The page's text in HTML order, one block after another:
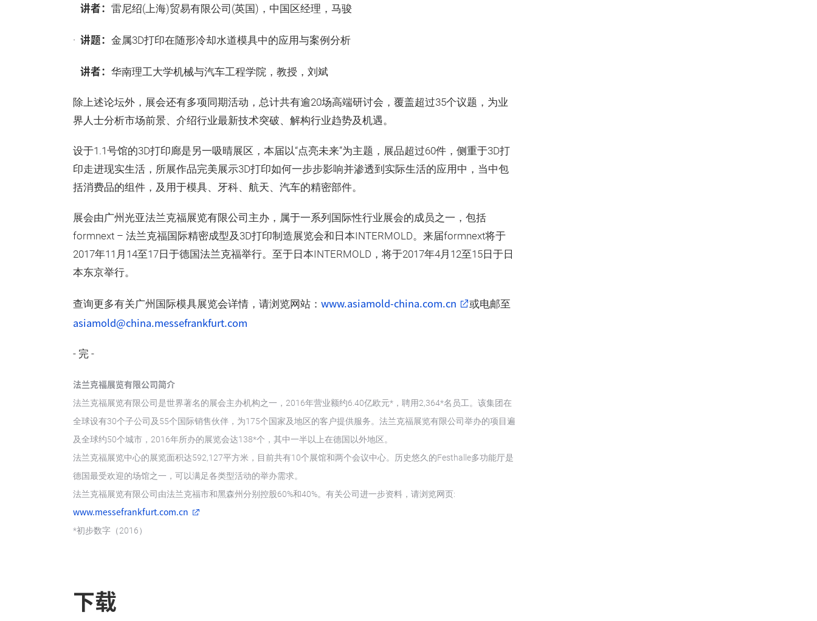
讲者： 雷尼绍(上海)贸易有限公司(英国)，中国区经理，马骏
· 讲题： 金属3D打印在随形冷却水道模具中的应用与案例分析
讲者： 华南理工大学机械与汽车工程学院，教授，刘斌
除上述论坛外，展会还有多项同期活动，总计共有逾20场高端研讨会，覆盖超过35个议题，为业
界人士分析市场前景、介绍行业最新技术突破、解构行业趋势及机遇。
设于1.1号馆的3D打印廊是另一吸晴展区，本届以“点亮未来”为主题，展品超过60件，侧重于3D打
印走进现实生活，所展作品完美展示3D打印如何一步步影响并渗透到实际生活的应用中，当中包
括消费品的组件，及用于模具、牙科、航天、汽车的精密部件。
展会由广州光亚法兰克福展览有限公司主办，属于一系列国际性行业展会的成员之一，包括
formnext – 法兰克福国际精密成型及3D打印制造展览会和日本INTERMOLD。来届formnext将于
2017年11月14至17日于德国法兰克福举行。至于日本INTERMOLD，将于2017年4月12至15日于日
本东京举行。
查询更多有关广州国际模具展览会详情，请浏览网站： www.asiamold-china.com.cn 或电邮至
asiamold@china.messefrankfurt.com
- 完 -
法兰克福展览有限公司简介
法兰克福展览有限公司是世界著名的展会主办机构之一，2016年营业额约6.40亿欧元*，聘用2,364*名员工。该集团在
全球设有30个子公司及55个国际销售伙伴，为175个国家及地区的客户提供服务。法兰克福展览有限公司举办的项目遍
及全球约50个城市，2016年所办的展览会达138*个，其中一半以上在德国以外地区。
法兰克福展览中心的展览面积达592,127平方米，目前共有10个展馆和两个会议中心。历史悠久的Festhalle多功能厅是
德国最受欢迎的场馆之一，可以满足各类型活动的举办需求。
法兰克福展览有限公司由法兰克福市和黑森州分别控股60%和40%。有关公司进一步资料，请浏览网页:
www.messefrankfurt.com.cn
*初步数字（2016）
下载